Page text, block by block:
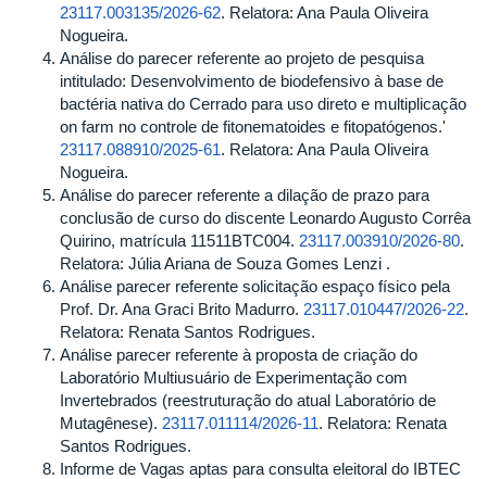
23117.003135/2026-62. Relatora: Ana Paula Oliveira
Nogueira.
Análise do parecer referente ao projeto de pesquisa
intitulado: Desenvolvimento de biodefensivo à base de
bactéria nativa do Cerrado para uso direto e multiplicação
on farm no controle de fitonematoides e fitopatógenos.'
23117.088910/2025-61. Relatora: Ana Paula Oliveira
Nogueira.
Análise do parecer referente a dilação de prazo para
conclusão de curso do discente Leonardo Augusto Corrêa
Quirino, matrícula 11511BTC004. 23117.003910/2026-80.
Relatora: Júlia Ariana de Souza Gomes Lenzi .
Análise parecer referente solicitação espaço físico pela
Prof. Dr. Ana Graci Brito Madurro. 23117.010447/2026-22.
Relatora: Renata Santos Rodrigues.
Análise parecer referente à proposta de criação do
Laboratório Multiusuário de Experimentação com
Invertebrados (reestruturação do atual Laboratório de
Mutagênese). 23117.011114/2026-11. Relatora: Renata
Santos Rodrigues.
Informe de Vagas aptas para consulta eleitoral do IBTEC